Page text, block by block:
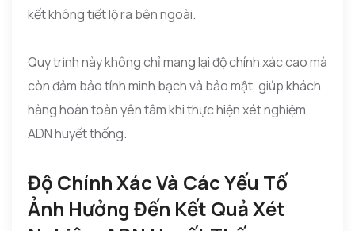
kết không tiết lộ ra bên ngoài.
Quy trình này không chỉ mang lại độ chính xác cao mà
còn đảm bảo tính minh bạch và bảo mật, giúp khách
hàng hoàn toàn yên tâm khi thực hiện xét nghiệm
ADN huyết thống.
Độ Chính Xác Và Các Yếu Tố
Ảnh Hưởng Đến Kết Quả Xét